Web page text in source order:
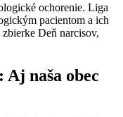
ochorenie. Liga
pacientom a ich
Deň narcisov,
naša obec